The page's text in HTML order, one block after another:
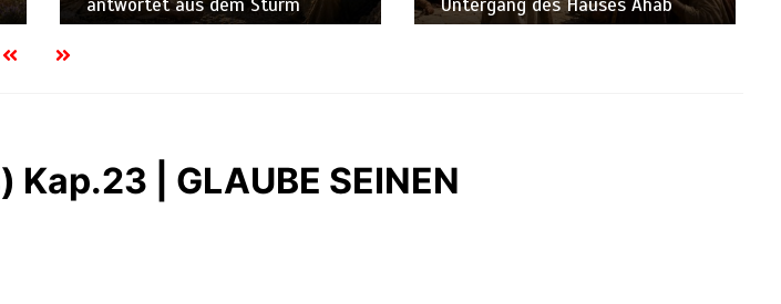
| GLAUBE SEINEN